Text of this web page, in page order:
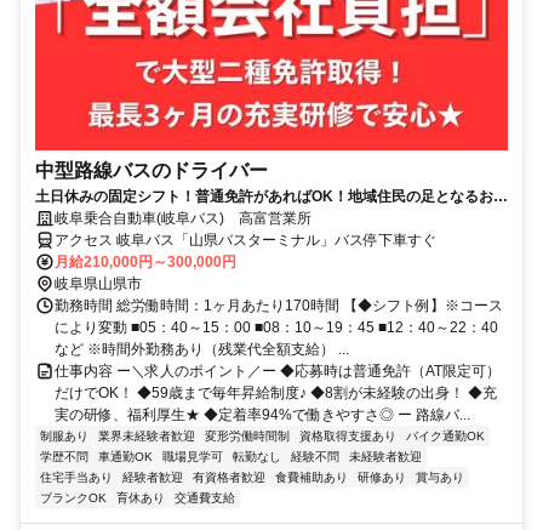
中型路線バスのドライバー
土日休みの固定シフト！普通免許があればOK！地域住民の足となるお仕
事です
岐阜乗合自動車(岐阜バス) 高富営業所
アクセス 岐阜バス「山県バスターミナル」バス停下車すぐ
月給210,000円～300,000円
岐阜県山県市
勤務時間 総労働時間：1ヶ月あたり170時間 【◆シフト例】※コース
により変動 ■05：40～15：00 ■08：10～19：45 ■12：40～22：40
など ※時間外勤務あり（残業代全額支給） ...
仕事内容 ー＼求人のポイント／ー ◆応募時は普通免許（AT限定可）
だけでOK！ ◆59歳まで毎年昇給制度♪ ◆8割が未経験の出身！ ◆充
実の研修、福利厚生★ ◆定着率94%で働きやすさ◎ ー 路線バ...
制服あり 業界未経験者歓迎 変形労働時間制 資格取得支援あり
バイク通勤OK
学歴不問
車通勤OK 職場見学可 転勤なし 経験不問
未経験者歓迎
住宅手当あり
経験者歓迎 有資格者歓迎 食費補助あり 研修あり
賞与あり
ブランクOK
育休あり 交通費支給